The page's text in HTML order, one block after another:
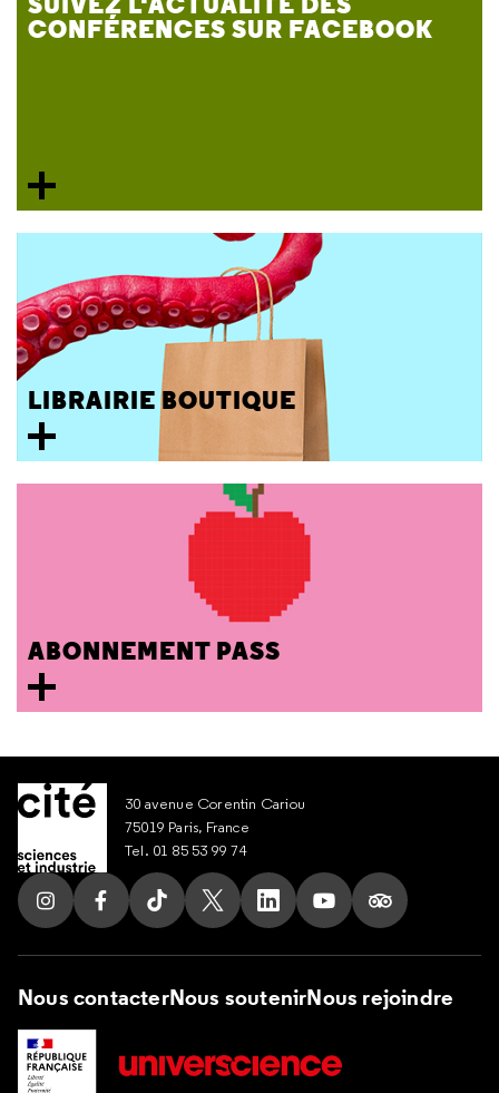
CONFÉRENCES SUR FACEBOOK
LIBRAIRIE BOUTIQUE
ABONNEMENT PASS
30 avenue Corentin Cariou
75019 Paris, France
Tel. 01 85 53 99 74
Suivez nous sur Instagram
Suivez nous sur Facebook
Suivez nous sur Tik Tok
Suivez nous sur X
Suivez nous sur LinkedIn
Suivez nous sur
Suivez nous
Nous contacterNous soutenirNous rejoindre